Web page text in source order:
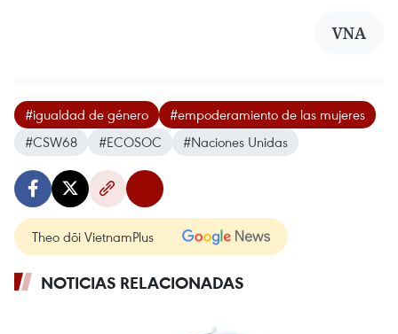
VNA
#igualdad de género
#empoderamiento de las mujeres
#CSW68
#ECOSOC #Naciones Unidas
Theo dõi VietnamPlus
NOTICIAS RELACIONADAS